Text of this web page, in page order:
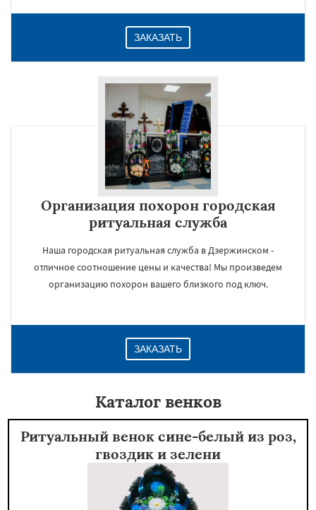
ЗАКАЗАТЬ
Организация похорон городская
ритуальная служба
Наша городская ритуальная служба в Дзержинском -
отличное соотношение цены и качества! Мы произведем
организацию похорон вашего близкого под ключ.
ЗАКАЗАТЬ
Каталог венков
Ритуальный венок сине-белый из роз,
гвоздик и зелени